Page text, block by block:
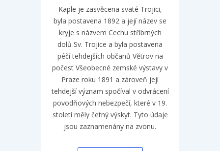
Kaple je zasvěcena svaté Trojici,
byla postavena 1892 a její název se
kryje s názvem Cechu stříbrných
dolů Sv. Trojice a byla postavena
péčí tehdejších občanů Větrov na
počest Všeobecné zemské výstavy v
Praze roku 1891 a zároveň její
tehdejší význam spočíval v odvrácení
povodňových nebezpečí, které v 19.
století měly četný výskyt. Tyto údaje
jsou zaznamenány na zvonu.